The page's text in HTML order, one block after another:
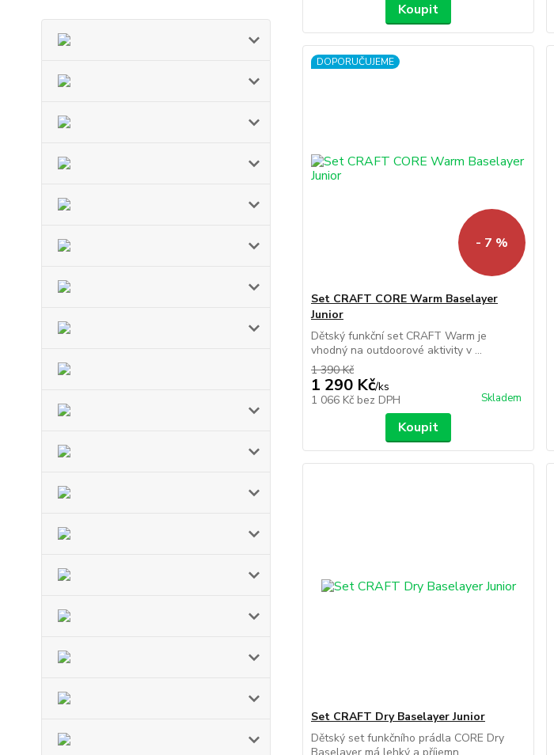
Koupit
DOPORUČUJEME
- 7 %
Set CRAFT CORE Warm Baselayer
Junior
Dětský funkční set CRAFT Warm je
vhodný na outdoorové aktivity v ...
1 390 Kč
1 290 Kč/ks
1 066 Kč bez DPH Skladem
Koupit
Set CRAFT Dry Baselayer Junior
Dětský set funkčního prádla CORE Dry